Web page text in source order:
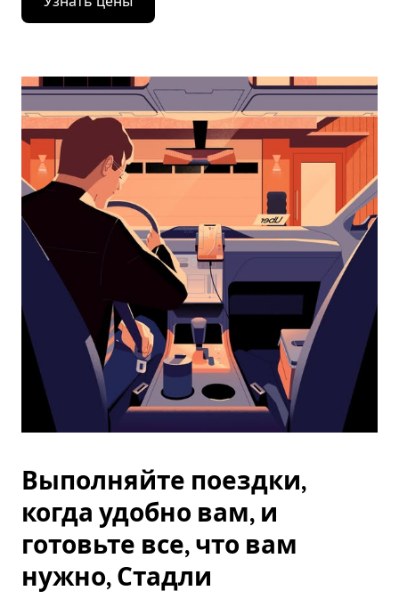
стрелку
вниз,
календарю
выбрать
дату.
Чтобы
закрыть
календарь,
нажмите
Esc.
Выполняйте поездки,
когда удобно вам, и
готовьте все, что вам
нужно, Стадли